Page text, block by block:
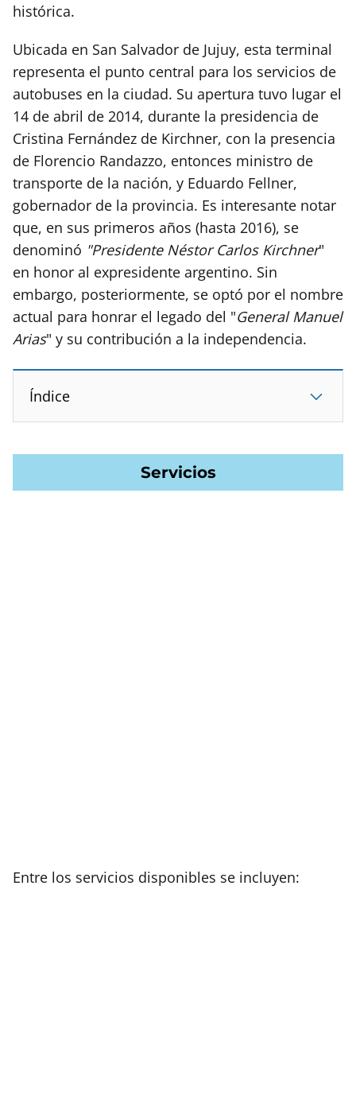
histórica.
Ubicada en San Salvador de Jujuy, esta terminal
representa el punto central para los servicios de
autobuses en la ciudad. Su apertura tuvo lugar el
14 de abril de 2014, durante la presidencia de
Cristina Fernández de Kirchner, con la presencia
de Florencio Randazzo, entonces ministro de
transporte de la nación, y Eduardo Fellner,
gobernador de la provincia. Es interesante notar
que, en sus primeros años (hasta 2016), se
denominó "Presidente Néstor Carlos Kirchner"
en honor al expresidente argentino. Sin
embargo, posteriormente, se optó por el nombre
actual para honrar el legado del "General Manuel
Arias" y su contribución a la independencia.
Índice
Servicios
Entre los servicios disponibles se incluyen: